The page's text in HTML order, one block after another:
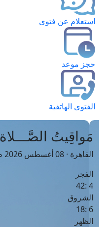
استعلام عن فتوى
حجز موعد
الفتوى الهاتفية
مَواقِيتُ الصَّـــلاة
القاهرة · 08 أغسطس 2026 م
الفجر
4 :42
الشروق
6 :18
الظهر